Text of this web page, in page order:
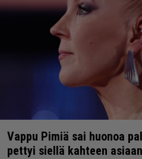
Vappu Pimiä sai huonoa
pettyi siellä kahteen asiaan